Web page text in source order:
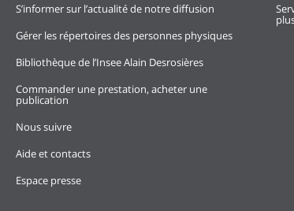
S’informer sur l’actualité de notre diffusion
Gérer les répertoires des personnes physiques
Bibliothèque de l’Insee Alain Desrosières
Commander une prestation, acheter une
publication
Nous suivre
Aide et contacts
Espace presse